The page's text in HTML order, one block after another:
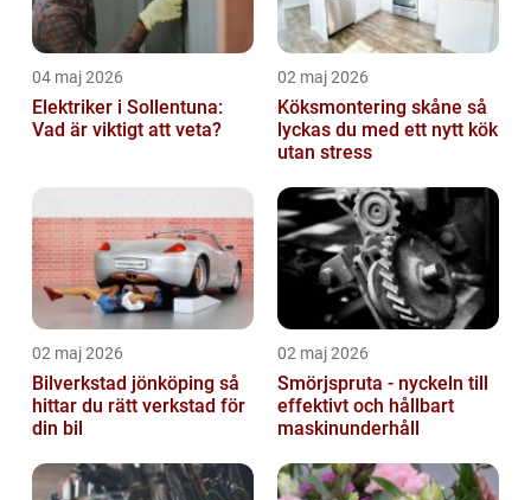
04 maj 2026
Elektriker i Sollentuna:
Vad är viktigt att veta?
02 maj 2026
Köksmontering skåne så
lyckas du med ett nytt kök
utan stress
02 maj 2026
Bilverkstad jönköping så
hittar du rätt verkstad för
din bil
02 maj 2026
Smörjspruta - nyckeln till
effektivt och hållbart
maskinunderhåll